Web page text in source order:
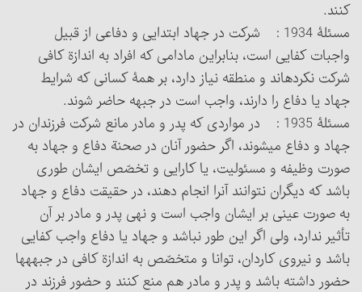
کنند.
مسئلۀ 1934 : شرکت در جهاد ابتدایی و دفاعی از قبیل
واجبات کفایی است، بنابراین مادامی که افراد به اندازة کافی
شرکت نکرده‏اند و منطقه نیاز دارد، بر همۀ کسانی که شرایط
جهاد یا دفاع را دارند، واجب است در جبهه حاضر شوند.
مسئلۀ 1935 : در مواردی که پدر و مادر مانع شرکت فرزندان در
جهاد و دفاع می‏شوند، اگر حضور آنان در صحنة دفاع و جهاد به
صورت وظیفه و مسئولیت، یا کارایی و تخصّص ایشان طوری
باشد که دیگران نتوانند آن‎را انجام دهند، در حقیقت دفاع و جهاد
به صورت عینی بر ایشان واجب است و نهی پدر و مادر بر آن
تأثیر ندارد، ولی اگر این طور نباشد و جهاد یا دفاع واجب کفایی
باشد و نیروی کاردان، توانا و متخصّص به اندازة کافی در جبهه‏ها
حضور داشته باشد و پدر و مادر هم منع کنند و حضور فرزند در